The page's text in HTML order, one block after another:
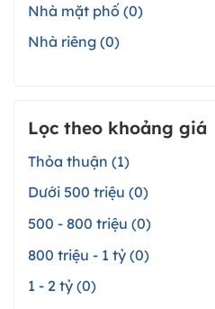
Nhà mặt phố (0)
Nhà riêng (0)
Lọc theo khoảng giá
Thỏa thuận (1)
Dưới 500 triệu (0)
500 - 800 triệu (0)
800 triệu - 1 tỷ (0)
1 - 2 tỷ (0)